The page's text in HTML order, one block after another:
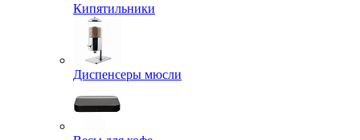
Кипятильники
Диспенсеры мюсли